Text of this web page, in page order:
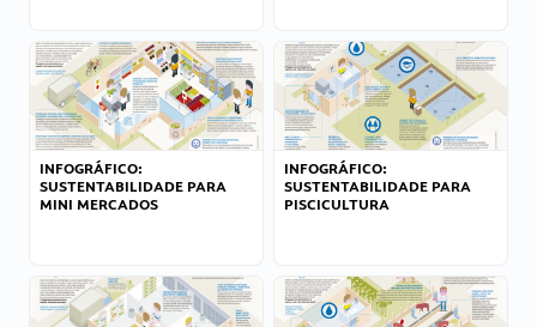
INFOGRÁFICO:
SUSTENTABILIDADE PARA
MINI MERCADOS
INFOGRÁFICO:
SUSTENTABILIDADE PARA
PISCICULTURA